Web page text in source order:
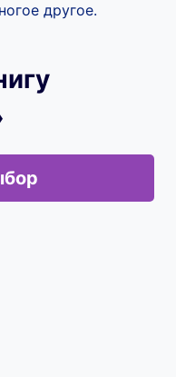
другое.